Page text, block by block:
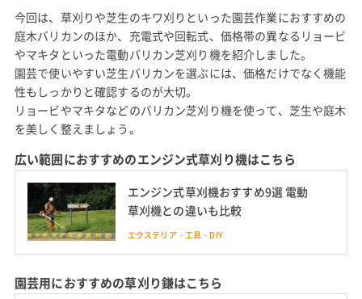
今回は、草刈りや芝生のキワ刈りといった園芸作業におすすめの
庭木バリカンのほか、充電式や回転式、価格帯の異なるリョービ
やマキタといった電動バリカン芝刈り機を紹介しました。
園芸で使いやすい芝生バリカンを選ぶには、価格だけでなく機能
性もしっかりと確認するのが大切。
リョービやマキタなどのバリカン芝刈り機を使って、芝生や庭木
を美しく整えましょう。
広い範囲におすすめのエンジン式草刈り機はこちら
エンジン式草刈機おすすめ9選 電動
草刈機との違いも比較
エクステリア・工具・DIY
園芸用におすすめの草刈り鎌はこちら